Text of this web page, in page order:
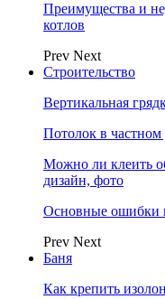
Преимущества и
котлов
Prev Next
Строительство
Вертикальная
Потолок в частном
Можно ли клеить
дизайн, фото
Основные ошибки
Prev Next
Баня
Как крепить